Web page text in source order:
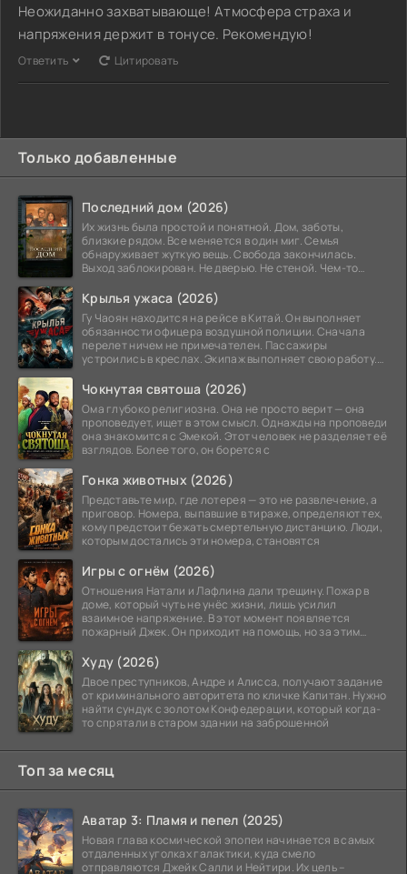
Неожиданно захватывающе! Атмосфера страха и
напряжения держит в тонусе. Рекомендую!
Ответить Цитировать
Только добавленные
Последний дом (2026)
Их жизнь была простой и понятной. Дом, заботы,
близкие рядом. Все меняется в один миг. Семья
обнаруживает жуткую вещь. Свобода закончилась.
Выход заблокирован. Не дверью. Не стеной. Чем-то
Крылья ужаса (2026)
Гу Чаоян находится на рейсе в Китай. Он выполняет
обязанности офицера воздушной полиции. Сначала
перелет ничем не примечателен. Пассажиры
устроились в креслах. Экипаж выполняет свою работу.
Чокнутая святоша (2026)
Ома глубоко религиозна. Она не просто верит — она
проповедует, ищет в этом смысл. Однажды на проповеди
она знакомится с Эмекой. Этот человек не разделяет её
взглядов. Более того, он борется с
Гонка животных (2026)
Представьте мир, где лотерея — это не развлечение, а
приговор. Номера, выпавшие в тираже, определяют тех,
кому предстоит бежать смертельную дистанцию. Люди,
которым достались эти номера, становятся
Игры с огнём (2026)
Отношения Натали и Лафлина дали трещину. Пожар в
доме, который чуть не унёс жизни, лишь усилил
взаимное напряжение. В этот момент появляется
пожарный Джек. Он приходит на помощь, но за этим
Худу (2026)
Двое преступников, Андре и Алисса, получают задание
от криминального авторитета по кличке Капитан. Нужно
найти сундук с золотом Конфедерации, который когда-
то спрятали в старом здании на заброшенной
Топ за месяц
Аватар 3: Пламя и пепел (2025)
Новая глава космической эпопеи начинается в самых
отдаленных уголках галактики, куда смело
отправляются Джейк Салли и Нейтири. Их цель –